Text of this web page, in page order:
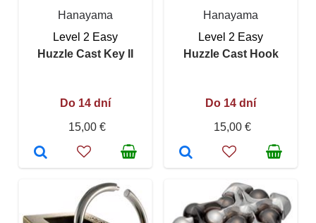
Hanayama
Level 2 Easy
Huzzle Cast Key II
Do 14 dní
15,00 €
Hanayama
Level 2 Easy
Huzzle Cast Hook
Do 14 dní
15,00 €